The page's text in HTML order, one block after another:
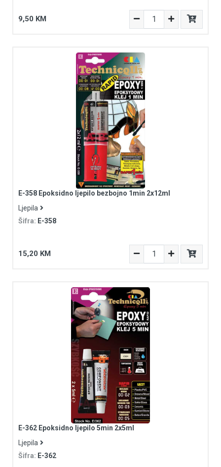
9,50 KM
E-358 Epoksidno ljepilo bezbojno 1min 2x12ml
Ljepila
Šifra: E-358
15,20 KM
E-362 Epoksidno ljepilo 5min 2x5ml
Ljepila
Šifra: E-362